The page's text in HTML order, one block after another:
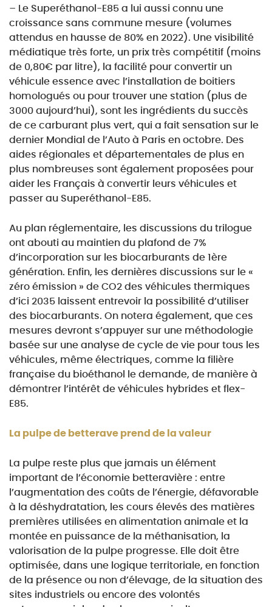
– Le Superéthanol-E85 a lui aussi connu une
croissance sans commune mesure (volumes
attendus en hausse de 80% en 2022). Une visibilité
médiatique très forte, un prix très compétitif (moins
de 0,80€ par litre), la facilité pour convertir un
véhicule essence avec l’installation de boitiers
homologués ou pour trouver une station (plus de
3000 aujourd’hui), sont les ingrédients du succès
de ce carburant plus vert, qui a fait sensation sur le
dernier Mondial de l’Auto à Paris en octobre. Des
aides régionales et départementales de plus en
plus nombreuses sont également proposées pour
aider les Français à convertir leurs véhicules et
passer au Superéthanol-E85.
Au plan réglementaire, les discussions du trilogue
ont abouti au maintien du plafond de 7%
d’incorporation sur les biocarburants de 1ère
génération. Enfin, les dernières discussions sur le «
zéro émission » de CO2 des véhicules thermiques
d’ici 2035 laissent entrevoir la possibilité d’utiliser
des biocarburants. On notera également, que ces
mesures devront s’appuyer sur une méthodologie
basée sur une analyse de cycle de vie pour tous les
véhicules, même électriques, comme la filière
française du bioéthanol le demande, de manière à
démontrer l’intérêt de véhicules hybrides et flex-
E85.
La pulpe de betterave prend de la valeur
La pulpe reste plus que jamais un élément
important de l’économie betteravière : entre
l’augmentation des coûts de l’énergie, défavorable
à la déshydratation, les cours élevés des matières
premières utilisées en alimentation animale et la
montée en puissance de la méthanisation, la
valorisation de la pulpe progresse. Elle doit être
optimisée, dans une logique territoriale, en fonction
de la présence ou non d’élevage, de la situation des
sites industriels ou encore des volontés